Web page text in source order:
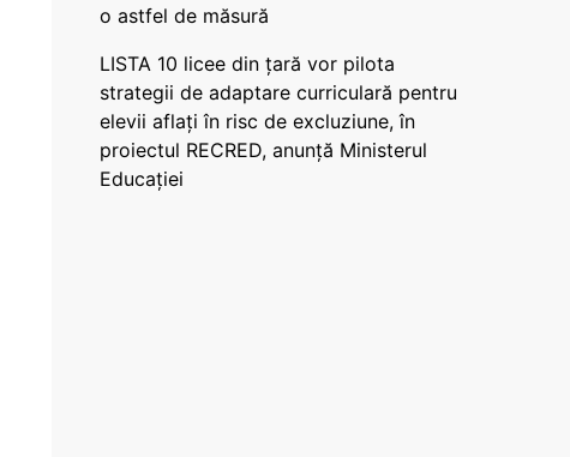
o astfel de măsură
LISTA 10 licee din țară vor pilota
strategii de adaptare curriculară pentru
elevii aflați în risc de excluziune, în
proiectul RECRED, anunță Ministerul
Educației